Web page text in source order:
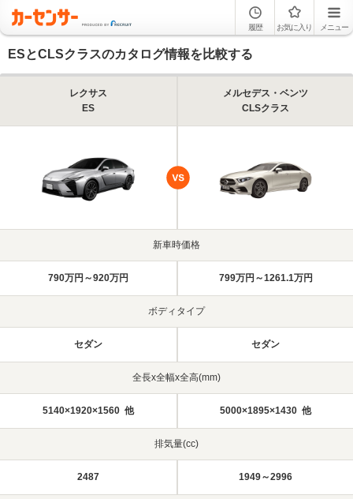
履歴 お気に入り メニュー
ESとCLSクラスのカタログ情報を比較する
レクサス
ES
メルセデス・ベンツ
CLSクラス
新車時価格
790万円～920万円 799万円～1261.1万円
ボディタイプ
セダン セダン
全長x全幅x全高(mm)
5140×1920×1560 他 5000×1895×1430 他
排気量(cc)
2487 1949～2996